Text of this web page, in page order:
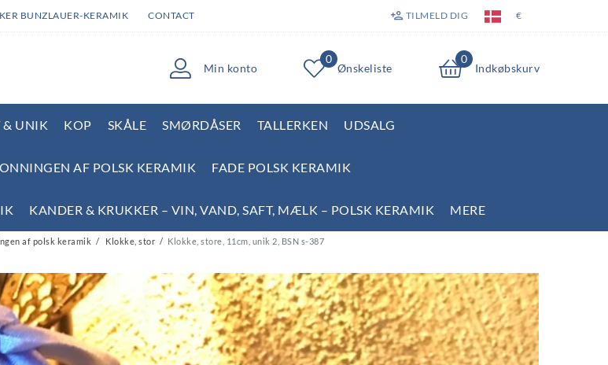
BUNZLAUER-KERAMIK CONTACT TILMELD DIG €
Min konto
0
Ønskeliste
0
Indkøbskurv
& UNIK KOP SKÅLE SMØRDÅSER TALLERKEN UDSALG
AF POLSK KERAMIK FADE POLSK KERAMIK
KANDER & KRUKKER – VIN, VAND, SAFT, MÆLK – POLSK KERAMIK MERE
af polsk keramik Klokke, stor Klokke, store, 11cm, unik 2, BSN s-387